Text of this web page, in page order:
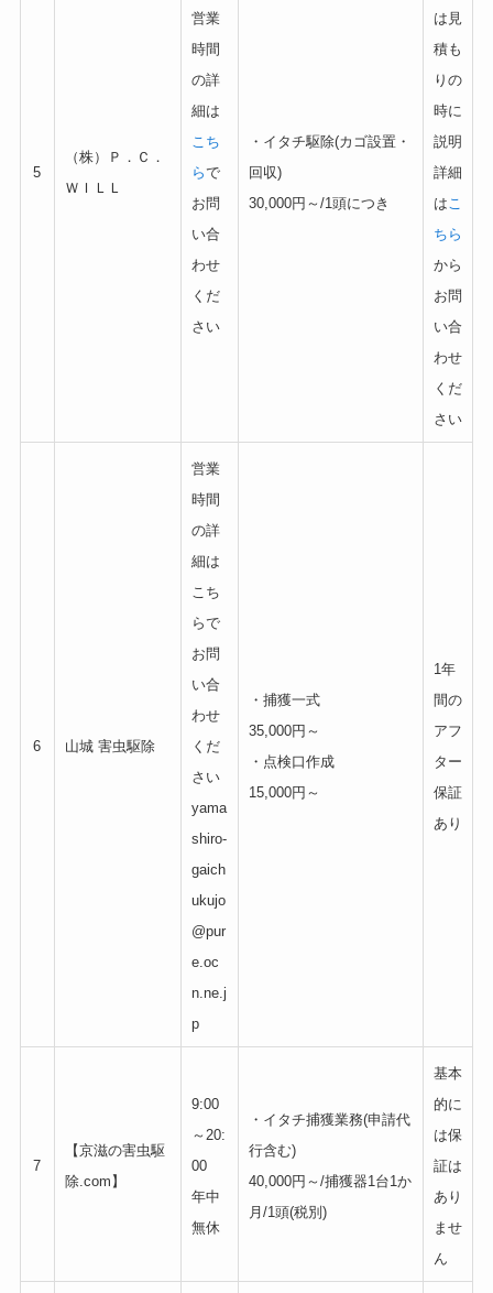
5
（株）Ｐ．Ｃ．
ＷＩＬＬ
営業
時間
の詳
細は
こち
らで
お問
い合
わせ
くだ
さい
・イタチ駆除(カゴ設置・
回収)
30,000円～/1頭につき
は見
積も
りの
時に
説明
詳細
はこ
ちら
から
お問
い合
わせ
くだ
さい
6 山城 害虫駆除
営業
時間
の詳
細は
こち
らで
お問
い合
わせ
くだ
さい
yama
shiro-
gaich
ukujo
@pur
e.oc
n.ne.j
p
・捕獲一式
35,000円～
・点検口作成
15,000円～
1年
間の
アフ
ター
保証
あり
7
【京滋の害虫駆
除.com】
9:00
～20:
00
年中
無休
・イタチ捕獲業務(申請代
行含む)
40,000円～/捕獲器1台1か
月/1頭(税別)
基本
的に
は保
証は
あり
ませ
ん